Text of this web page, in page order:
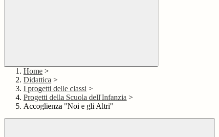
Home >
Didattica >
I progetti delle classi >
Progetti della Scuola dell'Infanzia >
Accoglienza "Noi e gli Altri"